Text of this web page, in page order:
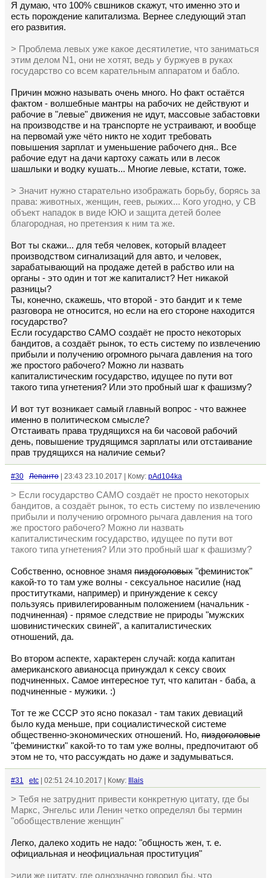
Я думаю, что 100% свшников скажут, что именно это и
есть порождение капитализма. Вернее следующий этап
его развития.
> Проблема левых уже какое десятилетие, что заниматься
этим делом N1, они не хотят, ведь у буржуев в руках
государство со всем карательным аппаратом и бабло.
Причин можно называть очень много. Но факт остаётся
фактом - волшебные мантры на рабочих не действуют и
рабочие в "левые" движения не идут, массовые забастовки
на производстве и на транспорте не устраивают, и вообще
на первомай уже чёто никто не ходит требовать
повышения зарплат и уменьшение рабочего дня.. Все
рабочие едут на дачи картоху сажать или в лесок
шашлыки и водку кушать... Многие левые, кстати, тоже.
> Значит нужно старательно изображать борьбу, борясь за
права: животных, женщин, геев, рыжих... Кого угодно, у СВ
объект нападок в виде ЮЮ и защита детей более
благородная, но претензия к ним та же.
Вот ты скажи... для тебя человек, который владеет
производством сигнализаций для авто, и человек,
зарабатывающий на продаже детей в рабство или на
органы - это один и тот же капиталист? Нет никакой
разницы?
Ты, конечно, скажешь, что второй - это бандит и к теме
разговора не относится, но если на его стороне находится
государство?
Если государство САМО создаёт не просто некоторых
бандитов, а создаёт рынок, то есть систему по извлечению
прибыли и получению огромного рычага давления на того
же простого рабочего? Можно ли назвать
капиталистическим государство, идущее по пути вот
такого типа угнетения? Или это пробный шаг к фашизму?
И вот тут возникает самый главный вопрос - что важнее
именно в политическом смысле?
Отстаивать права трудящихся на 6и часовой рабочий
день, повышение трудящимся зарплаты или отстаивание
прав трудящихся на наличие семьи?
#30 Лепанто | 23:43 23.10.2017 | Кому: pAd104ka
> Если государство САМО создаёт не просто некоторых
бандитов, а создаёт рынок, то есть систему по извлечению
прибыли и получению огромного рычага давления на того
же простого рабочего? Можно ли назвать
капиталистическим государство, идущее по пути вот
такого типа угнетения? Или это пробный шаг к фашизму?
Собственно, основное знамя пиздоголовых "феминисток"
какой-то то там уже волны - сексуальное насилие (над
проститутками, например) и принуждение к сексу
пользуясь привилегированным положением (начальник -
подчиненная) - прямое следствие не природы "мужских
шовинистических свиней", а капиталистических
отношений, да.
Во втором аспекте, характерен случай: когда капитан
американского авианосца принуждал к сексу своих
подчиненных. Самое интересное тут, что капитан - баба, а
подчиненные - мужики. :)
Тот те же СССР это ясно показал - там таких девиаций
было куда меньше, при социалистической системе
общественно-экономических отношений. Но, пиздоголовые
"феминистки" какой-то то там уже волны, предпочитают об
этом не то, что рассуждать но даже и задумываться.
#31 etc | 02:51 24.10.2017 | Кому: Illais
> Тебя не затруднит привести конкретную цитату, где бы
Маркс, Энгельс или Ленин четко определял бы термин
"обобществление женщин"
Легко, далеко ходить не надо: "общность жен, т. е.
официальная и неофициальная проституция"
>или же цитату, где однозначно говорил бы, что